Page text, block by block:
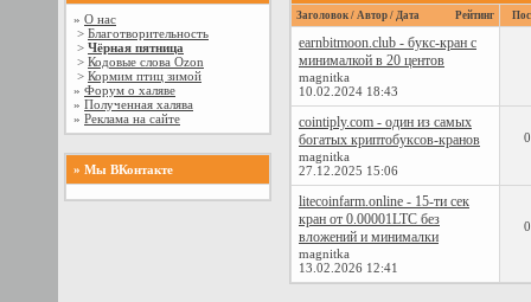
» О нас
> Благотворительность
> Чёрная пятница
> Кодовые слова Ozon
> Кормим птиц зимой
» Форум о халяве
» Полученная халява
» Реклама на сайте
» Мы ВКонтакте
Рейтинг
Заголовок / Автор / Дата
earnbitmoon.club - букс-кран с
минималкой в 20 центов
magnitka
10.02.2024 18:43
cointiply.com - один из самых
богатых криптобуксов-кранов
magnitka
27.12.2025 15:06
litecoinfarm.online - 15-ти сек
кран от 0.00001LTC без
вложений и минималки
magnitka
13.02.2026 12:41